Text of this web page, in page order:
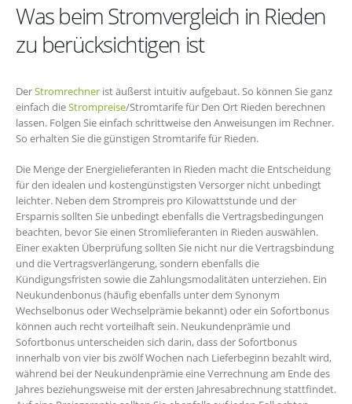
Was beim Stromvergleich in Rieden
zu berücksichtigen ist
DerStromrechner ist äußerst intuitiv aufgebaut. So können Sie ganz
einfach dieStrompreise/Stromtarife für Den Ort Rieden berechnen
lassen. Folgen Sie einfach schrittweise den Anweisungen im Rechner.
So erhalten Sie die günstigen Stromtarife für Rieden.
Die Menge der Energielieferanten in Rieden macht die Entscheidung
für den idealen und kostengünstigsten Versorger nicht unbedingt
leichter. Neben dem Strompreis pro Kilowattstunde und der
Ersparnis sollten Sie unbedingt ebenfalls die Vertragsbedingungen
beachten, bevor Sie einen Stromlieferanten in Rieden auswählen.
Einer exakten Überprüfung sollten Sie nicht nur die Vertragsbindung
und die Vertragsverlängerung, sondern ebenfalls die
Kündigungsfristen sowie die Zahlungsmodalitäten unterziehen. Ein
Neukundenbonus (häufig ebenfalls unter dem Synonym
Wechselbonus oder Wechselprämie bekannt) oder ein Sofortbonus
können auch recht vorteilhaft sein. Neukundenprämie und
Sofortbonus unterscheiden sich darin, dass der Sofortbonus
innerhalb von vier bis zwölf Wochen nach Lieferbeginn bezahlt wird,
während bei der Neukundenprämie eine Verrechnung am Ende des
Jahres beziehungsweise mit der ersten Jahresabrechnung stattfindet.